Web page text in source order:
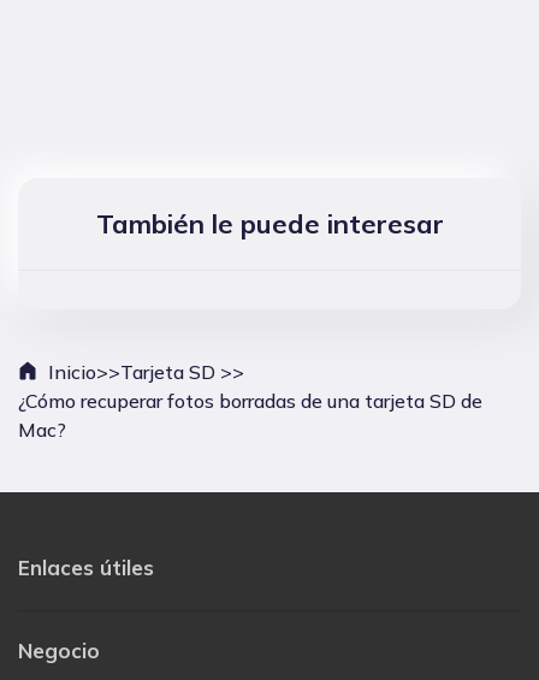
También le puede interesar
Inicio>>Tarjeta SD >>
¿Cómo recuperar fotos borradas de una tarjeta SD de
Mac?
Enlaces útiles
Negocio